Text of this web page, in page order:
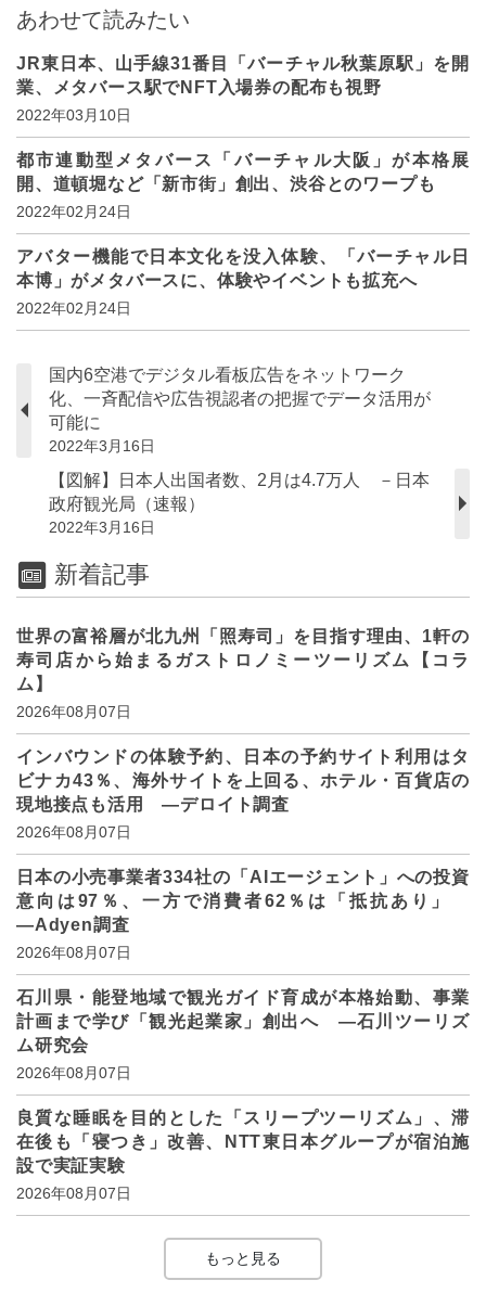
あわせて読みたい
JR東日本、山手線31番目「バーチャル秋葉原駅」を開
業、メタバース駅でNFT入場券の配布も視野
2022年03月10日
都市連動型メタバース「バーチャル大阪」が本格展
開、道頓堀など「新市街」創出、渋谷とのワープも
2022年02月24日
アバター機能で日本文化を没入体験、「バーチャル日
本博」がメタバースに、体験やイベントも拡充へ
2022年02月24日
国内6空港でデジタル看板広告をネットワーク
化、一斉配信や広告視認者の把握でデータ活用が
可能に
2022年3月16日
【図解】日本人出国者数、2月は4.7万人 －日本
政府観光局（速報）
2022年3月16日
新着記事
世界の富裕層が北九州「照寿司」を目指す理由、1軒の
寿司店から始まるガストロノミーツーリズム【コラ
ム】
2026年08月07日
インバウンドの体験予約、日本の予約サイト利用はタ
ビナカ43％、海外サイトを上回る、ホテル・百貨店の
現地接点も活用 ―デロイト調査
2026年08月07日
日本の小売事業者334社の「AIエージェント」への投資
意向は97％、一方で消費者62％は「抵抗あり」
―Adyen調査
2026年08月07日
石川県・能登地域で観光ガイド育成が本格始動、事業
計画まで学び「観光起業家」創出へ ―石川ツーリズ
ム研究会
2026年08月07日
良質な睡眠を目的とした「スリープツーリズム」、滞
在後も「寝つき」改善、NTT東日本グループが宿泊施
設で実証実験
2026年08月07日
もっと見る